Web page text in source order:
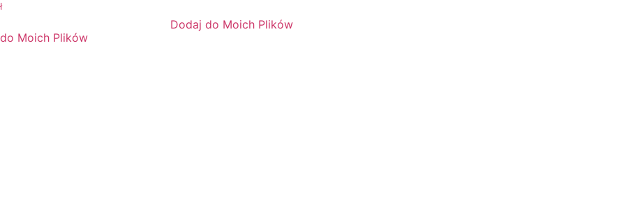
Moich Plików
Dodaj do Moich Plików